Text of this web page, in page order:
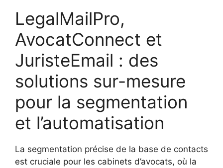
LegalMailPro,
AvocatConnect et
JuristeEmail : des
solutions sur-mesure
pour la segmentation
et l’automatisation
La segmentation précise de la base de contacts
est cruciale pour les cabinets d’avocats, où la